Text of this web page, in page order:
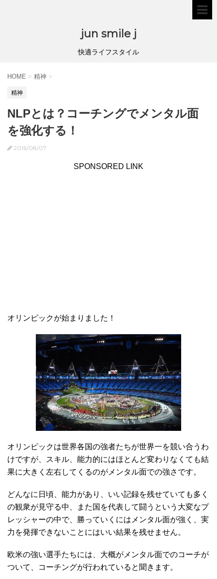
jun smile j
快適ライフスタイル
HOME > 精神 >
精神
NLPとは？コーチングでメンタル面
を強化する！
2016/08/07
SPONSORED LINK
オリンピックが始まりました！
オリンピックは世界各国の強者たちが世界一を競い合うわ
けですが、スキル、能力的にはほとんど変わりなくても結
果に大きく左右してくるのがメンタル面での強さです。
どんなに日頃、能力があり、いい記録を残せていても多く
の観衆が見守る中、また国を代表して闘うという大変なプ
レッシャーの中で、勝っていくにはメンタル面が強く、実
力を発揮できないことにはいい結果を残せません。
欧米の強い選手たちには、大概がメンタル面でのコーチが
ついて、コーチングが行われていると聞きます。